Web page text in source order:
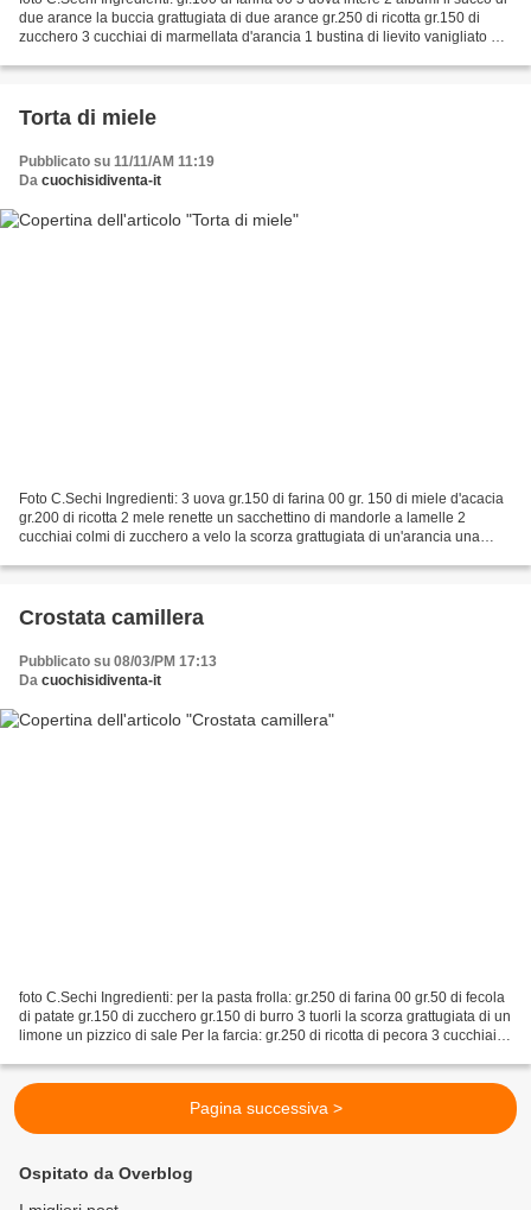
due arance la buccia grattugiata di due arance gr.250 di ricotta gr.150 di
zucchero 3 cucchiai di marmellata d'arancia 1 bustina di lievito vanigliato 1/2
Torta di miele
Pubblicato su 11/11/AM 11:19
Da cuochisidiventa-it
Foto C.Sechi Ingredienti: 3 uova gr.150 di farina 00 gr. 150 di miele d'acacia
gr.200 di ricotta 2 mele renette un sacchettino di mandorle a lamelle 2
cucchiai colmi di zucchero a velo la scorza grattugiata di un'arancia una
Crostata camillera
Pubblicato su 08/03/PM 17:13
Da cuochisidiventa-it
foto C.Sechi Ingredienti: per la pasta frolla: gr.250 di farina 00 gr.50 di fecola
di patate gr.150 di zucchero gr.150 di burro 3 tuorli la scorza grattugiata di un
limone un pizzico di sale Per la farcia: gr.250 di ricotta di pecora 3 cucchiai di
Pagina successiva >
Ospitato da Overblog